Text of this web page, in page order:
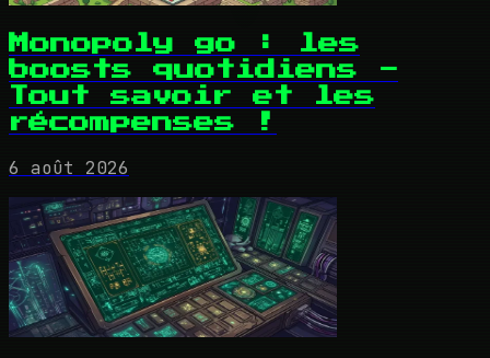
Monopoly go : les
boosts quotidiens -
Tout savoir et les
récompenses !
6 août 2026